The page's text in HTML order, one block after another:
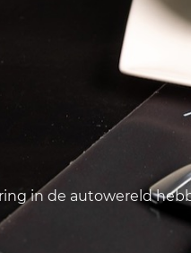
in de autowereld